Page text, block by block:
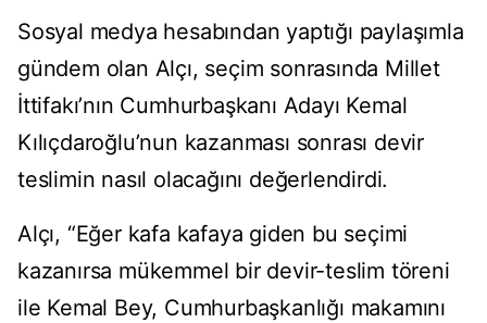
Sosyal medya hesabından yaptığı paylaşımla
gündem olan Alçı, seçim sonrasında Millet
İttifakı’nın Cumhurbaşkanı Adayı Kemal
Kılıçdaroğlu’nun kazanması sonrası devir
teslimin nasıl olacağını değerlendirdi.
Alçı, “Eğer kafa kafaya giden bu seçimi
kazanırsa mükemmel bir devir-teslim töreni
ile Kemal Bey, Cumhurbaşkanlığı makamını